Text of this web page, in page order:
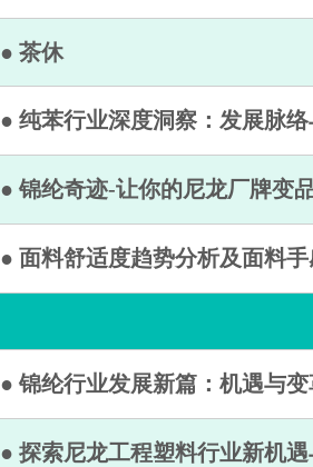
● 茶休
● 纯苯行业深度洞察：发展脉
● 锦纶奇迹-让你的尼龙厂牌变
● 面料舒适度趋势分析及面料
● 锦纶行业发展新篇：机遇与
● 探索尼龙工程塑料行业新机